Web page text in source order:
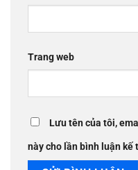
Trang web
Lưu tên của tôi,
này cho lần bình luận kế